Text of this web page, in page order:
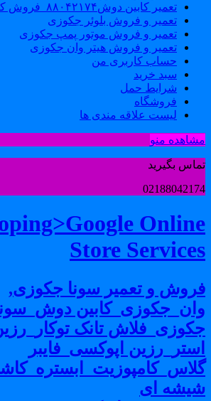
تعمیر کابین دوش۸۸۰۴۲۱۷۴_فروش کابین دوش
تعمیر و فروش بلوئر جکوزی
تعمیر و فروش موتور پمپ جکوزی
تعمیر و فروش هیتر وان جکوزی
حساب کاربری من
سبد خرید
شرایط حمل
فروشگاه
لیست علاقه مندی ها
منو
بگیرید
Store
و تعمیر سونا جکوزی,
دوش_سونا
تانک
اپوکسی_فایبر
ای